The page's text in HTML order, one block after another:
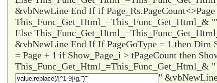
&vbNewLine End If if Page_Rs.PageCount<>Page
This_Func_Get_Html_=This_Func_Get_Html_& "
Else
&vbNewLine End If If PageGoType = 1 then Dim
= Page + 1 if Show_Page_i > tPageCount then
This_Func_Get_Html_=This_Func_Get_Html_& "
"